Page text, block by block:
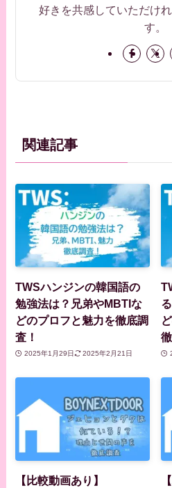
好きを共感していただけ
す。
関連記事
TWSハンジンの韓国語の
勉強法は？兄弟やMBTIな
どのプロフと魅力を徹底調
査！
2025年1月29日 2025年2月21日
【比較動画あり】